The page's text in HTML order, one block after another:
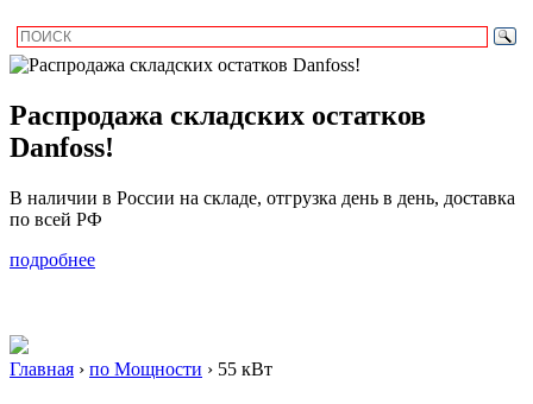
Распродажа складских остатков
Danfoss!
В наличии в России на складе, отгрузка день в день, доставка
по всей РФ
подробнее
Главная › по Мощности › 55 кВт